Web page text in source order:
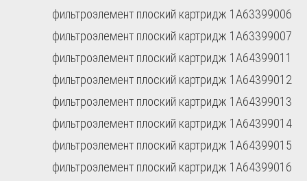
фильтроэлемент плоский картридж 1A63399006
фильтроэлемент плоский картридж 1A63399007
фильтроэлемент плоский картридж 1A64399011
фильтроэлемент плоский картридж 1A64399012
фильтроэлемент плоский картридж 1A64399013
фильтроэлемент плоский картридж 1A64399014
фильтроэлемент плоский картридж 1A64399015
фильтроэлемент плоский картридж 1A64399016